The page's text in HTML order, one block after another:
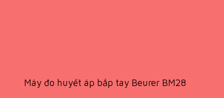
Máy đo huyết áp bắp tay Beurer BM28